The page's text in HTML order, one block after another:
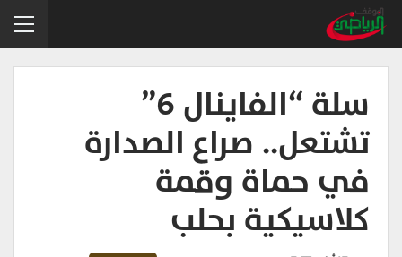
سلة “الفاينال 6”
تشتعل.. صراع الصدارة
في حماة وقمة
كلاسيكية بحلب